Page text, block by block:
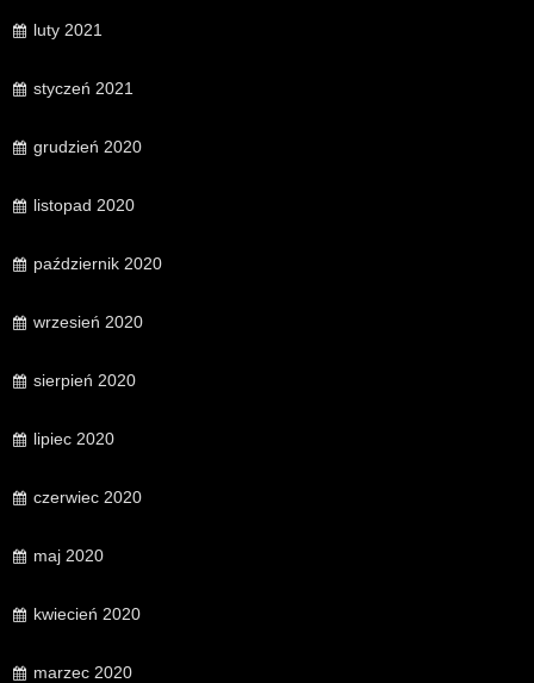
luty 2021
styczeń 2021
grudzień 2020
listopad 2020
październik 2020
wrzesień 2020
sierpień 2020
lipiec 2020
czerwiec 2020
maj 2020
kwiecień 2020
marzec 2020